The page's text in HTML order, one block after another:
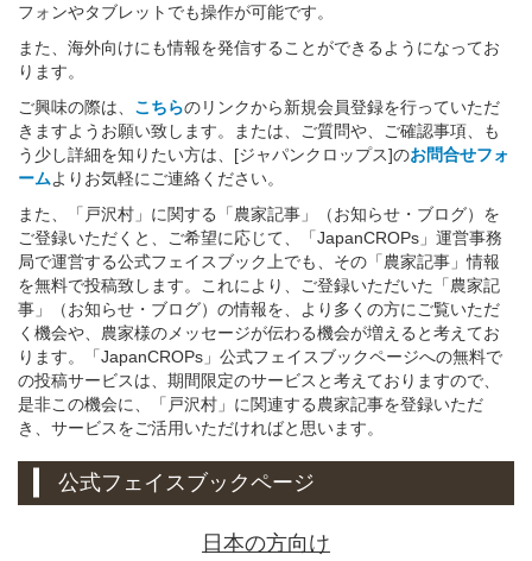
フォンやタブレットでも操作が可能です。
また、海外向けにも情報を発信することができるようになってお
ります。
ご興味の際は、 こちらのリンクから新規会員登録を行っていただ
きますようお願い致します。または、ご質問や、ご確認事項、も
う少し詳細を知りたい方は、[ジャパンクロップス]のお問合せフォ
ームよりお気軽にご連絡ください。
また、「戸沢村」に関する「農家記事」（お知らせ・ブログ）を
ご登録いただくと、ご希望に応じて、「JapanCROPs」運営事務
局で運営する公式フェイスブック上でも、その「農家記事」情報
を無料で投稿致します。これにより、ご登録いただいた「農家記
事」（お知らせ・ブログ）の情報を、より多くの方にご覧いただ
く機会や、農家様のメッセージが伝わる機会が増えると考えてお
ります。「JapanCROPs」公式フェイスブックページへの無料で
の投稿サービスは、期間限定のサービスと考えておりますので、
是非この機会に、「戸沢村」に関連する農家記事を登録いただ
き、サービスをご活用いただければと思います。
公式フェイスブックページ
日本の方向け